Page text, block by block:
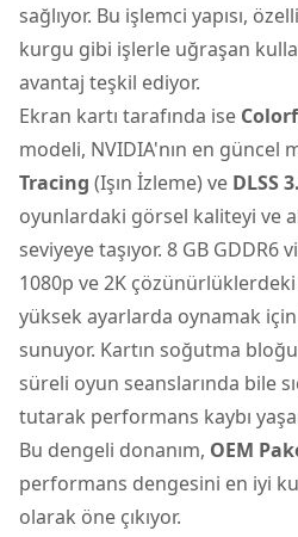
sağlıyor. Bu işlemci yapısı,
kurgu gibi işlerle uğraşan
avantaj teşkil ediyor.
Ekran kartı tarafında ise
modeli, NVIDIA'nın en güncel
Tracing (Işın İzleme) ve DLSS
oyunlardaki görsel kaliteyi ve
seviyeye taşıyor. 8 GB GDDR6
1080p ve 2K
yüksek ayarlarda oynamak
sunuyor. Kartın soğutma
süreli oyun seanslarında bile
tutarak performans kaybı
Bu dengeli donanım, OEM
performans dengesini en iyi
olarak öne çıkıyor.